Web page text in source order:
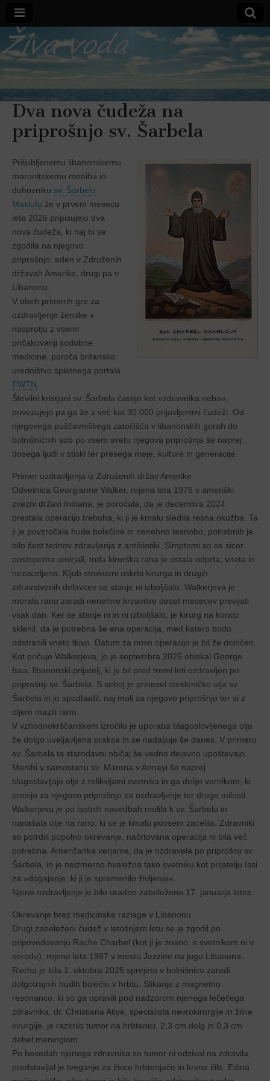
Varno
zavetje
Dva nova čudeža na
priprošnjo sv. Šarbela
Priljubljenemu libanonskemu
maronitskemu menihu in
duhovniku sv. Šarbelu
Maklufu že v prvem mesecu
leta 2026 pripisujejo dva
nova čudeža, ki naj bi se
zgodila na njegovo
priprošnjo: eden v Združenih
državah Amerike, drugi pa v
Libanonu.
V obeh primerih gre za
ozdravljenje ženske v
nasprotju z vsemi
pričakovanji sodobne
medicine, poroča britansko
uredništvo spletnega portala
EWTN
Številni kristjani sv. Šarbela častijo kot »zdravnika neba«,
povezujejo pa ga že z več kot 30.000 prijavljenimi čudeži. Od
njegovega puščavniškega zatočišča v libanonskih gorah do
bolnišničnih sob po vsem svetu njegova priprošnja še naprej
dosega ljudi v stiski ter presega meje, kulture in generacije.
Primer ozdravljenja iz Združenih držav Amerike
Odvetnica Georgianne Walker, rojena leta 1975 v ameriški
zvezni državi Indiana, je poročala, da je decembra 2024
prestala operacijo trebuha, ki ji je kmalu sledila resna okužba. Ta
ji je povzročala hude bolečine in nenehno tesnobo, potrebnih je
bilo šest tednov zdravljenja z antibiotiki. Simptomi so se sicer
postopoma umirjali, toda kirurška rana je ostala odprta, vneta in
nezaceljena. Kljub strokovni oskrbi kirurga in drugih
zdravstvenih delavcev se stanje ni izboljšalo. Walkerjeva je
morala rano zaradi nenehne krvavitve deset mesecev previjati
vsak dan. Ker se stanje ni in ni izboljšalo, je kirurg na koncu
sklenil, da je potrebna še ena operacija, med katero bodo
odstranili vneto tkivo. Datum za novo operacijo je bil že določen.
Kot pričuje Walkerjeva, jo je septembra 2025 obiskal George
Issa, libanonski prijatelj, ki je bil pred tremi leti ozdravljen po
priprošnji sv. Šarbela. S seboj je prinesel stekleničko olja sv.
Šarbela in jo spodbudil, naj moli za njegovo priprošnjo ter si z
oljem mazili rano.
V vzhodnokrščanskem izročilu je uporaba blagoslovljenega olja
že dolgo uveljavljena praksa in se nadaljuje še danes. V primeru
sv. Šarbela ta starodavni običaj še vedno dejavno upoštevajo.
Menihi v samostanu sv. Marona v Annayi še naprej
blagoslavljajo olje z relikvijami svetnika in ga delijo vernikom, ki
prosijo za njegovo priprošnjo za ozdravljenje ter druge milosti.
Walkerjeva je po lastnih navedbah molila k sv. Šarbelu in
nanašala olje na rano, ki se je kmalu povsem zacelila. Zdravniki
so potrdili popolno okrevanje, načrtovana operacija ni bila več
potrebna. Američanka verjame, da je ozdravela po priprošnji sv.
Šarbela, in je neizmerno hvaležna tako svetniku kot prijatelju Issi
za »dogajanje, ki ji je spremenilo življenje«.
Njeno ozdravljenje je bilo uradno zabeleženo 17. januarja letos.
Okrevanje brez medicinske razlage v Libanonu
Drugi zabeleženi čudež v letošnjem letu se je zgodil po
pripovedovanju Rache Charbel (kot ji je znano, s svetnikom ni v
sorodu), rojene leta 1987 v mestu Jezzine na jugu Libanona.
Racha je bila 1. oktobra 2025 sprejeta v bolnišnico zaradi
dolgotrajnih hudih bolečin v hrbtu. Slikanje z magnetno
resonanco, ki so ga opravili pod nadzorom njenega lečečega
zdravnika, dr. Christiana Atiye, specialista nevrokirurgije in žilne
kirurgije, je razkrilo tumor na hrbtenici, 2,3 cm dolg in 0,3 cm
debel meningiom.
Po besedah njenega zdravnika se tumor ni odzival na zdravila,
predstavljal je tveganje za živce hrbtenjače in krvne žile. Edina